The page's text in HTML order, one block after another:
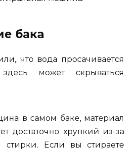
бака
что вода просачивается
может скрываться
в самом баке, материал
достаточно хрупкий из-за
стирки. Если вы стираете